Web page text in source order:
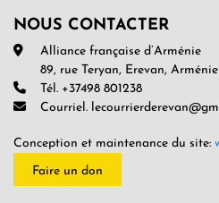
NOUS CONTACTER
Alliance française d’Arménie
89, rue Teryan, Erevan, Arménie
Tél. +37498 801238
Courriel.
Conception et maintenance du site:
Faire un don